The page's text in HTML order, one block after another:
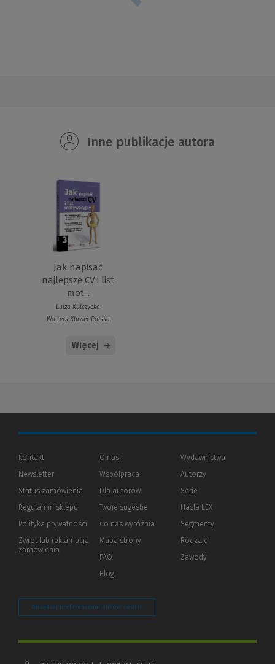
Inne publikacje autora
Jak napisać
najlepsze CV i list
mot...
Luiza Kulczycka
Wolters Kluwer Polska
Więcej
Kontakt
Newsletter
Status zamówienia
Regulamin sklepu
Polityka prywatności (Nowe
(Link
innej
Zwrot lub reklamacja
zamówienia
O nas
Współpraca
Dla autorów(Nowe
(Link
innej
strony)
Twoje sugestie
Co nas wyróżnia
Mapa strony
FAQ
Blog
Wydawnictwa
Autorzy
Serie
Hasła LEX
Segmenty
Rodzaje
Zawody
Zarządzaj preferencjami plików cookie